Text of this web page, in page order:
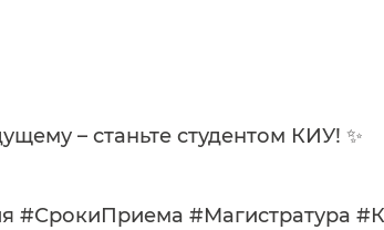
– станьте студентом КИУ! ✨
#СрокиПриема #Магистратура